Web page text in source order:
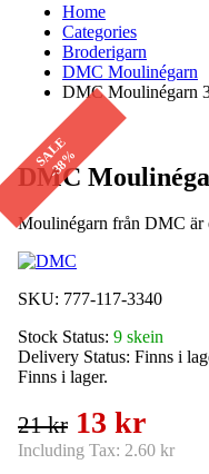
Home
Categories
Broderigarn
DMC Moulinégarn
DMC Moulinégarn
SALE
-38%
DMC
Moulinégarn från DMC är
SKU: 777-117-3340
Stock Status: 9 skein
Delivery Status: Finns i
Finns i lager.
21 kr 13 kr
Including Tax: 2.60 kr